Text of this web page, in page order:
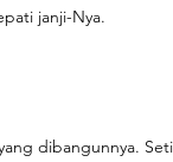
janji-Nya.
dibangunnya.